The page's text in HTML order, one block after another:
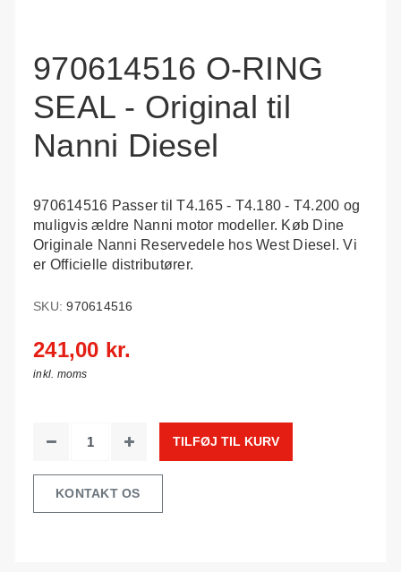
970614516 O-RING
SEAL - Original til
Nanni Diesel
970614516 Passer til T4.165 - T4.180 - T4.200 og
muligvis ældre Nanni motor modeller. Køb Dine
Originale Nanni Reservedele hos West Diesel. Vi
er Officielle distributører.
SKU: 970614516
241,00 kr.
inkl. moms
TILFØJ TIL KURV
KONTAKT OS